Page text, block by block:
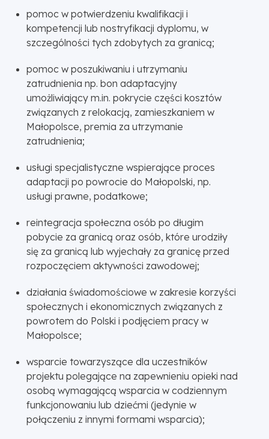
pomoc w potwierdzeniu kwalifikacji i
kompetencji lub nostryfikacji dyplomu, w
szczególności tych zdobytych za granicą;
pomoc w poszukiwaniu i utrzymaniu
zatrudnienia np. bon adaptacyjny
umożliwiający m.in. pokrycie części kosztów
związanych z relokacją, zamieszkaniem w
Małopolsce, premia za utrzymanie
zatrudnienia;
usługi specjalistyczne wspierające proces
adaptacji po powrocie do Małopolski, np.
usługi prawne, podatkowe;
reintegracja społeczna osób po długim
pobycie za granicą oraz osób, które urodziły
się za granicą lub wyjechały za granicę przed
rozpoczęciem aktywności zawodowej;
działania świadomościowe w zakresie korzyści
społecznych i ekonomicznych związanych z
powrotem do Polski i podjęciem pracy w
Małopolsce;
wsparcie towarzyszące dla uczestników
projektu polegające na zapewnieniu opieki nad
osobą wymagającą wsparcia w codziennym
funkcjonowaniu lub dziećmi (jedynie w
połączeniu z innymi formami wsparcia);